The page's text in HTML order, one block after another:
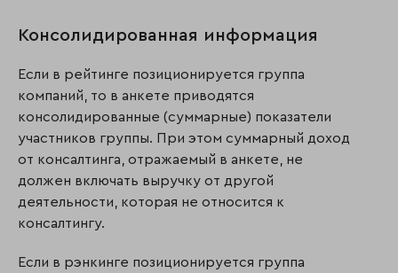
Консолидированная информация
Если в рейтинге позиционируется группа
компаний, то в анкете приводятся
консолидированные (суммарные) показатели
участников группы. При этом суммарный доход
от консалтинга, отражаемый в анкете, не
должен включать выручку от другой
деятельности, которая не относится к
консалтингу.
Если в рэнкинге позиционируется группа